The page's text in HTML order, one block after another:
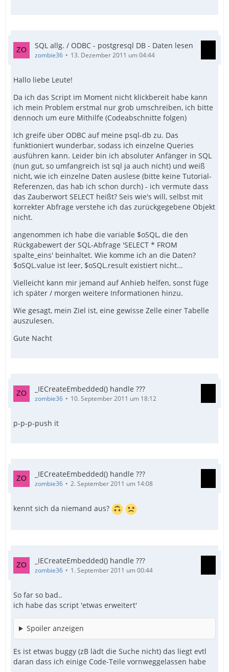
SQL allg. / ODBC - postgresql DB - Daten lesen
zombie36 13. Dezember 2011 um 04:44
Hallo liebe Leute!
Da ich das Script im Moment nicht klickbereit habe kann
ich mein Problem erstmal nur grob umschreiben, ich bitte
dennoch um eure Mithilfe (Codeabschnitte folgen)
Ich greife über ODBC auf meine psql-db zu. Das
funktioniert wunderbar, sodass ich einzelne Queries
ausführen kann. Leider bin ich absoluter Anfänger in SQL
(nun gut, so umfangreich ist sql ja auch nicht) und weiß
nicht, wie ich einzelne Daten auslese (bitte keine Tutorial-
Referenzen, das hab ich schon durch) - ich vermute dass
das Zauberwort SELECT heißt? Seis wie's will, selbst mit
korrekter Abfrage verstehe ich das zurückgegebene Objekt
nicht.
angenommen ich habe die variable $oSQL, die den
Rückgabewert der SQL-Abfrage 'SELECT * FROM
spalte_eins' beinhaltet. Wie komme ich an die Daten?
$oSQL.value ist leer, $oSQL.result existiert nicht...
Vielleicht kann mir jemand auf Anhieb helfen, sonst füge
ich später / morgen weitere Informationen hinzu.
Wie gesagt, mein Ziel ist, eine gewisse Zelle einer Tabelle
auszulesen.
Gute Nacht
_IECreateEmbedded() handle ???
zombie36 10. September 2011 um 18:12
p-p-p-push it
_IECreateEmbedded() handle ???
zombie36 2. September 2011 um 14:08
kennt sich da niemand aus?
_IECreateEmbedded() handle ???
zombie36 1. September 2011 um 00:44
So far so bad..
ich habe das script 'etwas erweitert'
Spoiler anzeigen
Es ist etwas buggy (zB lädt die Suche nicht) das liegt evtl
daran dass ich einige Code-Teile vornweggelassen habe